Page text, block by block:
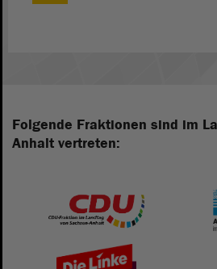
Folgende Fraktionen sind im
Anhalt vertreten: